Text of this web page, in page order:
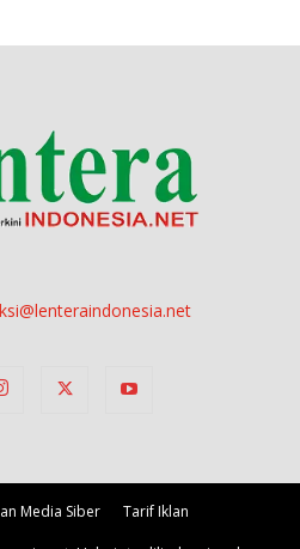
Media Siber Tarif Iklan